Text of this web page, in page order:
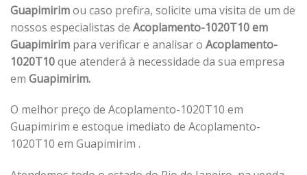
Guapimirimou caso prefira, solicite uma visita de um de
nossos especialistas de Acoplamento-1020T10 em
Guapimirim para verificar e analisar o Acoplamento-
1020T10que atenderá à necessidade da sua empresa
em Guapimirim.
O melhor preço de Acoplamento-1020T10 em
Guapimirim e estoque imediato de Acoplamento-
1020T10 em Guapimirim .